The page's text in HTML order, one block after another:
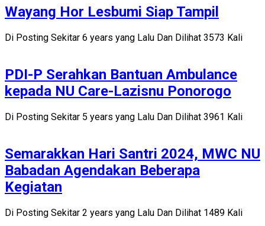
Wayang Hor Lesbumi Siap Tampil
Di Posting Sekitar 6 years yang Lalu Dan Dilihat 3573 Kali
PDI-P Serahkan Bantuan Ambulance
kepada NU Care-Lazisnu Ponorogo
Di Posting Sekitar 5 years yang Lalu Dan Dilihat 3961 Kali
Semarakkan Hari Santri 2024, MWC NU
Babadan Agendakan Beberapa
Kegiatan
Di Posting Sekitar 2 years yang Lalu Dan Dilihat 1489 Kali